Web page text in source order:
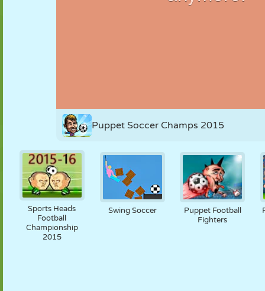
Puppet Soccer Champs 2015
Sports Heads
Football
Championship
2015
Swing Soccer
Puppet Football
Fighters